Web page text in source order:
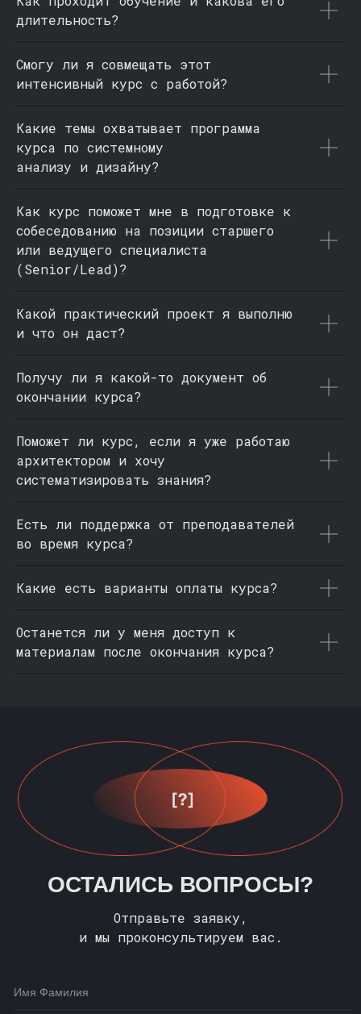
длительность?
Смогу ли я совмещать этот
интенсивный курс с работой?
Какие темы охватывает программа
курса по системному
анализу и дизайну?
Как курс поможет мне в подготовке к
собеседованию на позиции старшего
или ведущего специалиста
(Senior/Lead)?
Какой практический проект я выполню
и что он даст?
Получу ли я какой-то документ об
окончании курса?
Поможет ли курс, если я уже работаю
архитектором и хочу
систематизировать знания?
Есть ли поддержка от преподавателей
во время курса?
Какие есть варианты оплаты курса?
Останется ли у меня доступ к
материалам после окончания курса?
ОСТАЛИСЬ ВОПРОСЫ?
Отправьте заявку,
и мы проконсультируем вас.